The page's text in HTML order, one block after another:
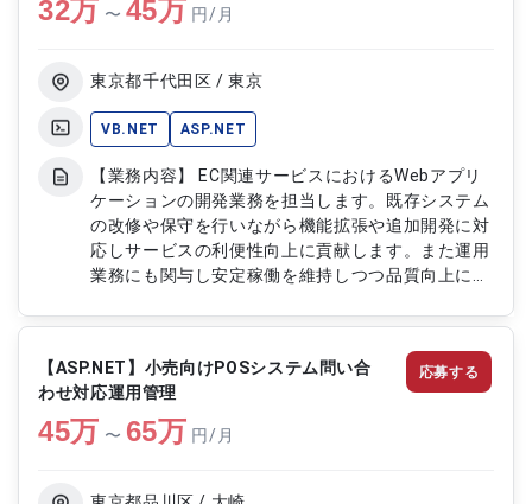
32万 〜 45万 円/月
東京都千代田区 / 東京
VB.NET ASP.NET
【業務内容】 EC関連サービスにおけるWebアプリ
ケーションの開発業務を担当します。既存システム
の改修や保守を行いながら機能拡張や追加開発に対
応しサービスの利便性向上に貢献します。また運用
業務にも関与し安定稼働を維持しつつ品質向上に向
アプリケーションの開発および改修 ・機能拡張お
よび追加機能の実装 ・既存システムの保守および
改善対応 ・各種サービスおよびツールの運用対応
・品質向上に向けた改修および最適化
【ASP.NET】小売向けPOSシステム問い合
わせ対応運用管理
45万 〜 65万 円/月
応募する